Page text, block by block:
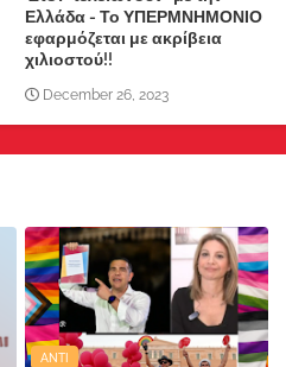
Ελλάδα - Το ΥΠΕΡΜΝΗΜΟΝΙΟ
εφαρμόζεται με ακρίβεια
χιλιοστού!!
December 26, 2023
ANTI